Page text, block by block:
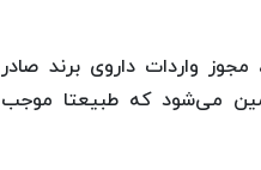
واردات داروی برند صادر
می‌شود که طبیعتا موجب